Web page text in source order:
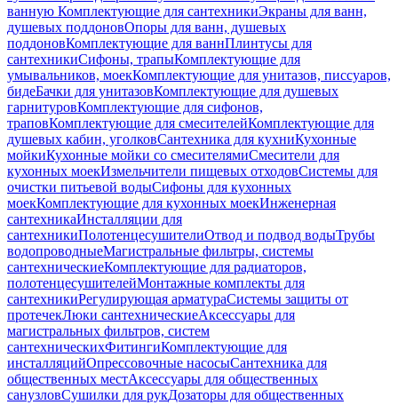
ванную Комплектующие для сантехникиЭкраны для ванн,
душевых поддоновОпоры для ванн, душевых
поддоновКомплектующие для ваннПлинтусы для
сантехникиСифоны, трапыКомплектующие для
умывальников, моекКомплектующие для унитазов, писсуаров,
бидеБачки для унитазовКомплектующие для душевых
гарнитуровКомплектующие для сифонов,
траповКомплектующие для смесителейКомплектующие для
душевых кабин, уголковСантехника для кухниКухонные
мойкиКухонные мойки со смесителямиСмесители для
кухонных моекИзмельчители пищевых отходовСистемы для
очистки питьевой водыСифоны для кухонных
моекКомплектующие для кухонных моекИнженерная
сантехникаИнсталляции для
сантехникиПолотенцесушителиОтвод и подвод водыТрубы
водопроводныеМагистральные фильтры, системы
сантехническиеКомплектующие для радиаторов,
полотенцесушителейМонтажные комплекты для
сантехникиРегулирующая арматураСистемы защиты от
протечекЛюки сантехническиеАксессуары для
магистральных фильтров, систем
сантехническихФитингиКомплектующие для
инсталляцийОпрессовочные насосыСантехника для
общественных местАксессуары для общественных
санузловСушилки для рукДозаторы для общественных